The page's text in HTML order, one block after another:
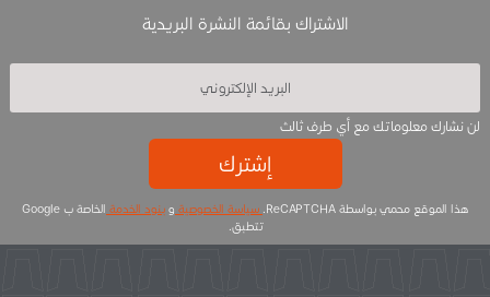
الاشتراك بقائمة النشرة البريدية
لن نشارك معلوماتك مع أي طرف ثالث
إشترك
هذا الموقع محمي بواسطة ReCAPTCHA. سياسة الخصوصية وبنود الخدمة
الخاصة ب Google
تتطبق.